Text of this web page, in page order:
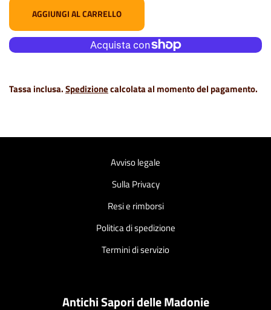
AGGIUNGI AL CARRELLO
Tassa inclusa.Spedizionecalcolata al momento del pagamento.
Avviso legale
Sulla Privacy
Resi e rimborsi
Politica di spedizione
Termini di servizio
Antichi Sapori delle Madonie